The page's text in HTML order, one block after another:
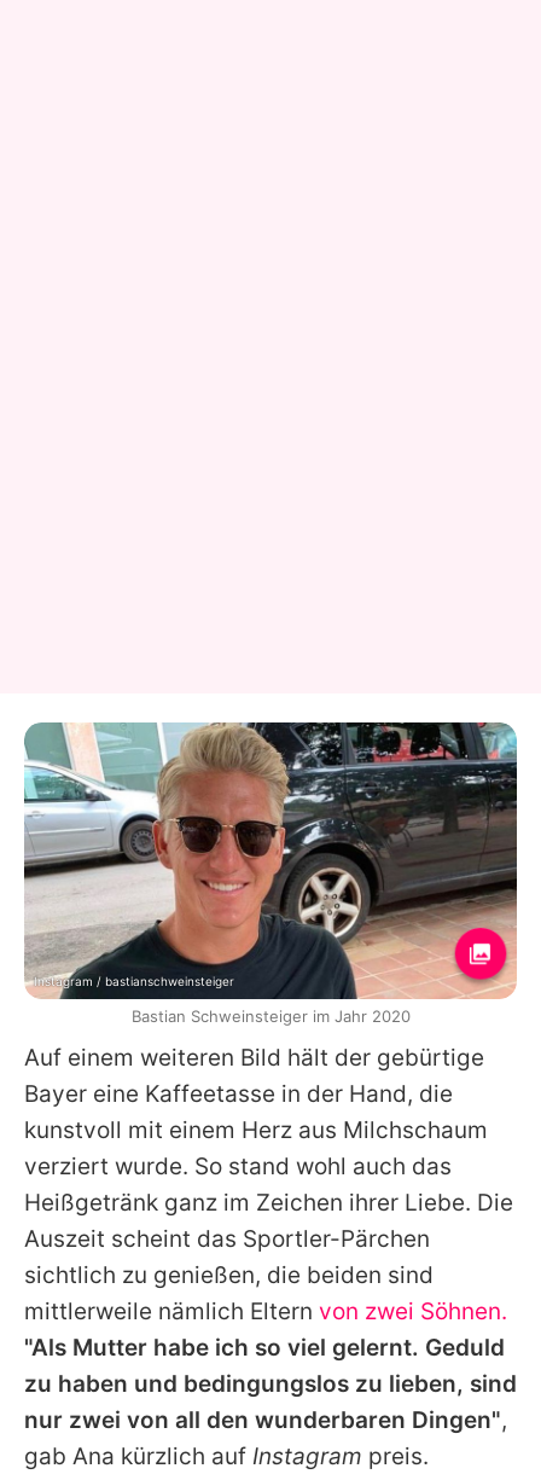
Auf einem weiteren Bild hält der gebürtige
Bayer eine Kaffeetasse in der Hand, die
kunstvoll mit einem Herz aus Milchschaum
verziert wurde. So stand wohl auch das
Heißgetränk ganz im Zeichen ihrer Liebe. Die
Auszeit scheint das Sportler-Pärchen
sichtlich zu genießen, die beiden sind
mittlerweile nämlich Eltern von zwei Söhnen.
"Als Mutter habe ich so viel gelernt. Geduld
zu haben und bedingungslos zu lieben, sind
nur zwei von all den wunderbaren Dingen",
gab Ana kürzlich auf Instagram preis.
Instagram / bastianschweinsteiger
Bastian Schweinsteiger im Jahr 2020